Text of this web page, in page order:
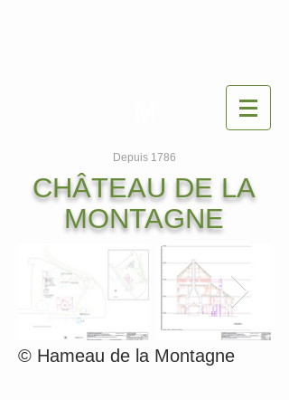
Depuis 1786
CHÂTEAU DE LA
MONTAGNE
© Hameau de la Montagne